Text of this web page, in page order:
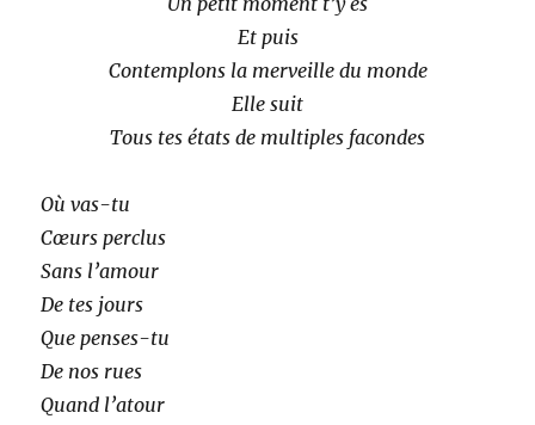
Et puis
Contemplons la merveille du monde
Elle suit
Tous tes états de multiples facondes
Où vas-tu
Cœurs perclus
Sans l’amour
De tes jours
Que penses-tu
De nos rues
Quand l’atour